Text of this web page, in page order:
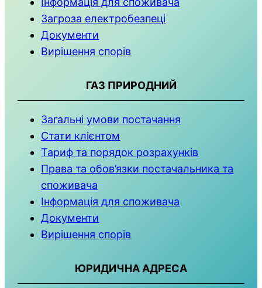
Загроза електробезпеці
Документи
Вирішення спорів
ГАЗ ПРИРОДНИЙ
Загальні умови постачання
Стати клієнтом
Тариф та порядок розрахунків
Права та обов’язки постачальника та
споживача
Інформація для споживача
Документи
Вирішення спорів
ЮРИДИЧНА АДРЕСА